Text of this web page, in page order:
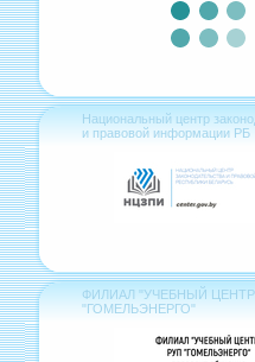
Национальный центр
и правовой информации РБ
ФИЛИАЛ "УЧЕБНЫЙ
"ГОМЕЛЬЭНЕРГО"